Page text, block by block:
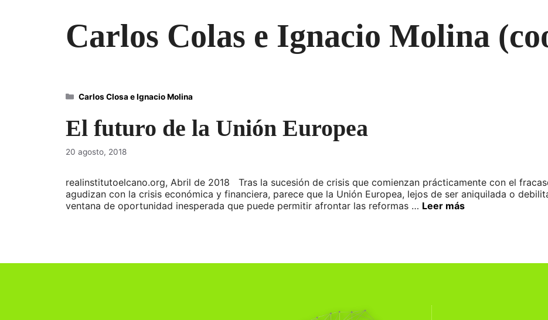
Carlos Colas e Ignacio Molina
El futuro de la Unión Europea
20 agosto, 2018
realinstitutoelcano.org, Abril de 2018 Tras la sucesión de crisis que comienzan prácticamente con el
agudizan con la crisis económica y financiera, parece que la Unión Europea, lejos de ser aniquilada o
ventana de oportunidad inesperada que puede permitir afrontar las reformas … Leer más
Categorías
Carlos Closa e Ignacio Molina